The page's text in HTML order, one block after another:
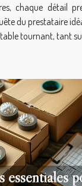
chaque détail
du prestataire
tournant, tant
essentiales